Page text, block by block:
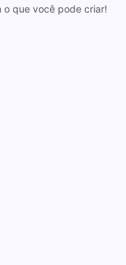
o que você pode criar!